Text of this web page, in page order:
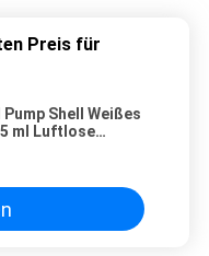
Preis für
Shell Weißes
ml Luftlose